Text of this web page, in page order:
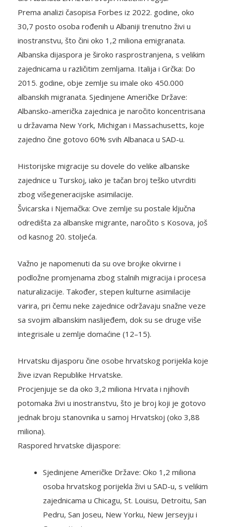
Prema analizi časopisa Forbes iz 2022. godine, oko
30,7 posto osoba rođenih u Albaniji trenutno živi u
inostranstvu, što čini oko 1,2 miliona emigranata.
Albanska dijaspora je široko rasprostranjena, s velikim
zajednicama u različitim zemljama. Italija i Grčka: Do
2015. godine, obje zemlje su imale oko 450.000
albanskih migranata. Sjedinjene Američke Države:
Albansko-američka zajednica je naročito koncentrisana
u državama New York, Michigan i Massachusetts, koje
zajedno čine gotovo 60% svih Albanaca u SAD-u.
Historijske migracije su dovele do velike albanske
zajednice u Turskoj, iako je tačan broj teško utvrditi
zbog višegeneracijske asimilacije.
Švicarska i Njemačka: Ove zemlje su postale ključna
odredišta za albanske migrante, naročito s Kosova, još
od kasnog 20. stoljeća.
Važno je napomenuti da su ove brojke okvirne i
podložne promjenama zbog stalnih migracija i procesa
naturalizacije. Također, stepen kulturne asimilacije
varira, pri čemu neke zajednice održavaju snažne veze
sa svojim albanskim naslijeđem, dok su se druge više
integrisale u zemlje domaćine (12–15).
Hrvatsku dijasporu čine osobe hrvatskog porijekla koje
žive izvan Republike Hrvatske.
Procjenjuje se da oko 3,2 miliona Hrvata i njihovih
potomaka živi u inostranstvu, što je broj koji je gotovo
jednak broju stanovnika u samoj Hrvatskoj (oko 3,88
miliona).
Raspored hrvatske dijaspore:
Sjedinjene Američke Države: Oko 1,2 miliona
osoba hrvatskog porijekla živi u SAD-u, s velikim
zajednicama u Chicagu, St. Louisu, Detroitu, San
Pedru, San Joseu, New Yorku, New Jerseyju i